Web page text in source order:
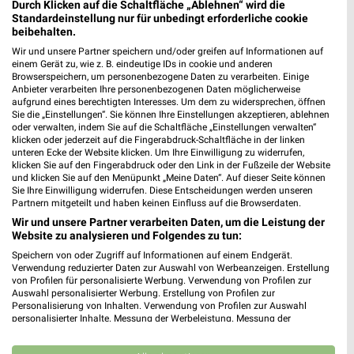
1,9 km
Angebote ab 06.08.
Gültig bis Mi. 12.08.
0,4 km
Angebote ab 03.08.
Noch heute gültig
Zurbrüggen Thomas Philipps
Durch Klicken auf die Schaltfläche „Ablehnen“ wird die
Standardeinstellung nur für unbedingt erforderliche cookie
beibehalten.
Wir und unsere Partner speichern und/oder greifen auf Informationen auf
einem Gerät zu, wie z. B. eindeutige IDs in cookie und anderen
Browserspeichern, um personenbezogene Daten zu verarbeiten. Einige
Anbieter verarbeiten Ihre personenbezogenen Daten möglicherweise
aufgrund eines berechtigten Interesses. Um dem zu widersprechen, öffnen
Sie die „Einstellungen“. Sie können Ihre Einstellungen akzeptieren, ablehnen
oder verwalten, indem Sie auf die Schaltfläche „Einstellungen verwalten“
klicken oder jederzeit auf die Fingerabdruck-Schaltfläche in der linken
unteren Ecke der Website klicken. Um Ihre Einwilligung zu widerrufen,
klicken Sie auf den Fingerabdruck oder den Link in der Fußzeile der Website
und klicken Sie auf den Menüpunkt „Meine Daten“. Auf dieser Seite können
Sie Ihre Einwilligung widerrufen. Diese Entscheidungen werden unseren
Partnern mitgeteilt und haben keinen Einfluss auf die Browserdaten.
Wir und unsere Partner verarbeiten Daten, um die Leistung der
Website zu analysieren und Folgendes zu tun:
Speichern von oder Zugriff auf Informationen auf einem Endgerät.
Verwendung reduzierter Daten zur Auswahl von Werbeanzeigen. Erstellung
von Profilen für personalisierte Werbung. Verwendung von Profilen zur
Auswahl personalisierter Werbung. Erstellung von Profilen zur
Personalisierung von Inhalten. Verwendung von Profilen zur Auswahl
personalisierter Inhalte. Messung der Werbeleistung. Messung der
Kombinationen von Daten aus verschiedenen Quellen. Entwicklung und